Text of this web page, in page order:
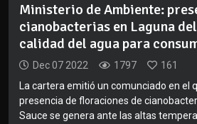
Ministerio de Ambiente:
cianobacterias en Laguna
calidad del agua para
Dec 07 2022 1797
161
La cartera emitió un comunciado en el
presencia de floraciones de
Sauce se genera ante las altas